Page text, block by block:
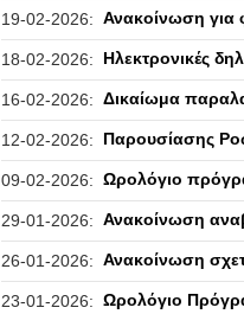
19-02-2026: Ανακοίνωση για
18-02-2026: Ηλεκτρονικές
16-02-2026: Δικαίωμα
12-02-2026: Παρουσίασης
09-02-2026: Ωρολόγιο
29-01-2026: Ανακοίνωση
26-01-2026: Ανακοίνωση
23-01-2026: Ωρολόγιο